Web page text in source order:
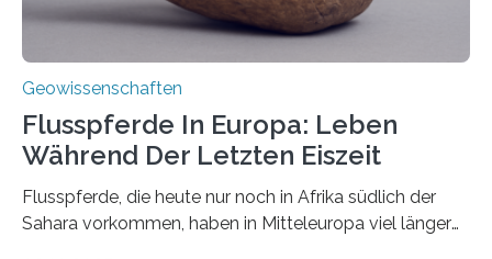
Geowissenschaften
Flusspferde In Europa: Leben
Während Der Letzten Eiszeit
Flusspferde, die heute nur noch in Afrika südlich der
Sahara vorkommen, haben in Mitteleuropa viel länger